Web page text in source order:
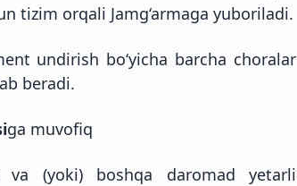
tizim orqali Jamg‘armaga yuboriladi.
undirish bo‘yicha barcha choralar
beradi.
ga muvofiq
(yoki) boshqa daromad yetarli